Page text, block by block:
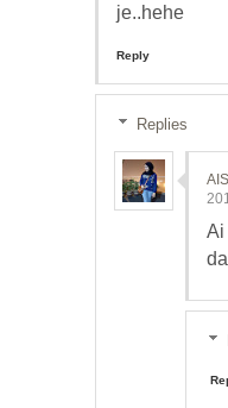
je..hehe
Reply
Replies